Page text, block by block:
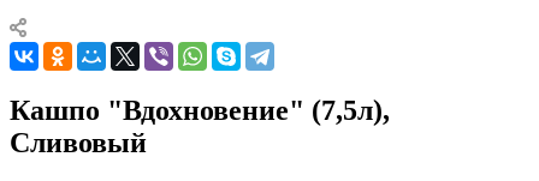
Кашпо "Вдохновение" (7,5л),
Сливовый